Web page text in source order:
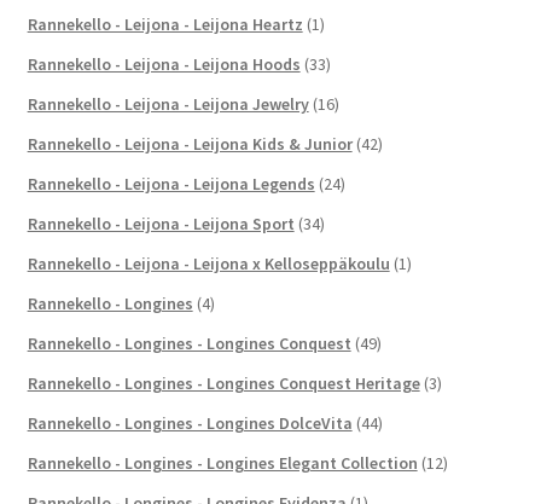
Rannekello - Leijona - Leijona Heartz (1)
Rannekello - Leijona - Leijona Hoods (33)
Rannekello - Leijona - Leijona Jewelry (16)
Rannekello - Leijona - Leijona Kids & Junior (42)
Rannekello - Leijona - Leijona Legends (24)
Rannekello - Leijona - Leijona Sport (34)
Rannekello - Leijona - Leijona x Kelloseppäkoulu (1)
Rannekello - Longines (4)
Rannekello - Longines - Longines Conquest (49)
Rannekello - Longines - Longines Conquest Heritage (3)
Rannekello - Longines - Longines DolceVita (44)
Rannekello - Longines - Longines Elegant Collection (12)